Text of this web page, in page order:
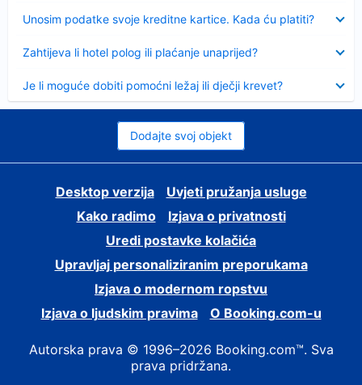
Unosim podatke svoje kreditne kartice. Kada ću platiti?
Zahtijeva li hotel polog ili plaćanje unaprijed?
Je li moguće dobiti pomoćni ležaj ili dječji krevet?
Dodajte svoj objekt
Desktop verzija
Uvjeti pružanja usluge
Kako radimo
Izjava o privatnosti
Uredi postavke kolačića
Upravljaj personaliziranim preporukama
Izjava o modernom ropstvu
Izjava o ljudskim pravima
O Booking.com-u
Autorska prava © 1996–2026 Booking.com™. Sva
prava pridržana.